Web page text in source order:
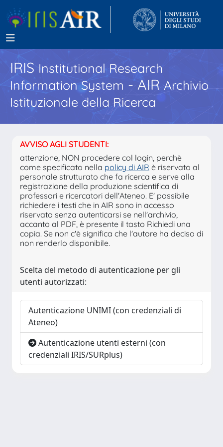
IRISInstitutional Research
Information System - AIR Archivio
Istituzionale della Ricerca
AVVISO AGLI STUDENTI:
attenzione, NON procedere col login, perchè
come specificato nella policy di AIR è riservato al
personale strutturato che fa ricerca e serve alla
registrazione della produzione scientifica di
professori e ricercatori dell'Ateneo. E' possibile
richiedere i testi che in AIR sono in accesso
riservato senza autenticarsi se nell'archivio,
accanto al PDF, è presente il tasto Richiedi una
copia. Se non c'è significa che l'autore ha deciso di
non renderlo disponibile.
Scelta del metodo di autenticazione per gli
utenti autorizzati:
Autenticazione UNIMI (con credenziali di
Ateneo)
Autenticazione utenti esterni (con
credenziali IRIS/SURplus)